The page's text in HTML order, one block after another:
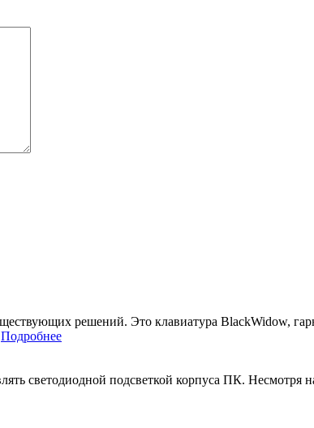
решений. Это клавиатура BlackWidow,
Подробнее
светодиодной подсветкой корпуса ПК.